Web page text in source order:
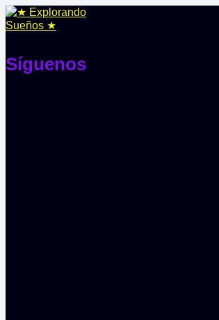
Síguenos